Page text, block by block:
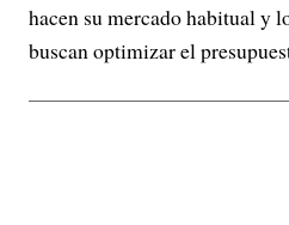
hacen su mercado habitual y
buscan optimizar el